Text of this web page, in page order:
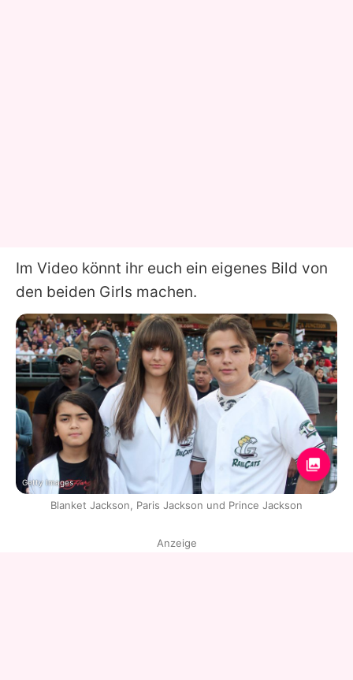
Im Video könnt ihr euch ein eigenes Bild von
den beiden Girls machen.
Getty Images
Blanket Jackson, Paris Jackson und Prince Jackson
Anzeige